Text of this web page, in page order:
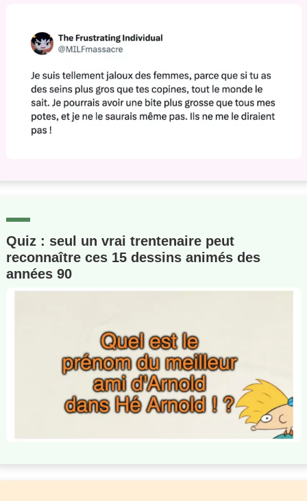
Quiz : seul un vrai trentenaire peut
reconnaître ces 15 dessins animés des
années 90